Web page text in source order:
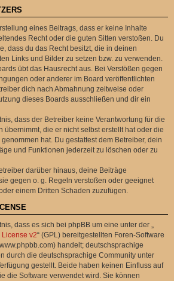
eines Beitrags, dass er keine Inhalte
Recht oder die guten Sitten verstoßen. Du
dass du das Recht besitzt, die in deinen
Links und Bilder zu setzen bzw. zu verwenden.
übt das Hausrecht aus. Bei Verstößen gegen
oder anderer im Board veröffentlichten
dich nach Abmahnung zeitweise oder
dieses Boards ausschließen und dir ein
dass der Betreiber keine Verantwortung für die
übernimmt, die er nicht selbst erstellt hat oder die
hat. Du gestattest dem Betreiber, dein
und Funktionen jederzeit zu löschen oder zu
darüber hinaus, deine Beiträge
gegen o. g. Regeln verstoßen oder geeignet
einem Dritten Schaden zuzufügen.
dass es sich bei phpBB um eine unter der „
v2“ (GPL) bereitgestellten Foren-Software
handelt; deutschsprachige
durch die deutschsprachige Community unter
gestellt. Beide haben keinen Einfluss auf
die Software verwendet wird. Sie können